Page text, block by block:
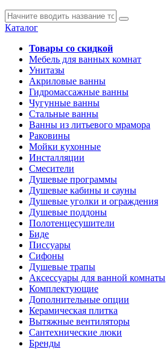
Каталог
Товары со скидкой
Мебель для ванных комнат
Унитазы
Акриловые ванны
Гидромассажные ванны
Чугунные ванны
Стальные ванны
Ванны из литьевого мрамора
Раковины
Мойки кухонные
Инсталляции
Смесители
Душевые программы
Душевые кабины и сауны
Душевые уголки и ограждения
Душевые поддоны
Полотенцесушители
Биде
Писсуары
Сифоны
Душевые трапы
Аксессуары для ванной комнаты
Комплектующие
Дополнительные опции
Керамическая плитка
Вытяжные вентиляторы
Сантехнические люки
Бренды